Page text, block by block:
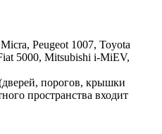
Peugeot 1007, Toyota
5000, Mitsubishi i-MiEV,
порогов, крышки
пространства входит